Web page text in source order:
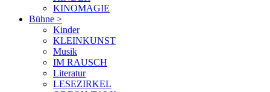
KINOMAGIE
Bühne >
Kinder
KLEINKUNST
Musik
IM RAUSCH
Literatur
LESEZIRKEL